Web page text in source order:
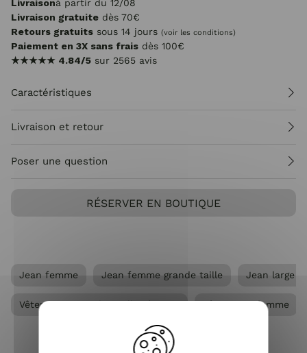
Livraisonà partir du 12/08
Livraison gratuite dès 70€
Retours gratuits sous 14 jours (voir les conditions)
Paiement en 3X sans frais dès 100€
★★★★★ 4.84/5 sur 2565 avis
Caractéristiques
Livraison et retour
Poser une question
RÉSERVER EN BOUTIQUE
Jean femme Jean femme grande taille Jean large
Vêtements Grandes tailles femme Vêtements femme